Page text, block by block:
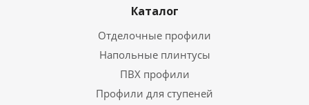
Каталог
Отделочные профили
Напольные плинтусы
ПВХ профили
Профили для ступеней